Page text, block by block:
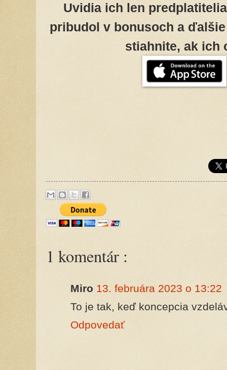
Uvidia ich len
pribudol v bonusoch a
stiahnite, ak ich
1 komentár :
Miro 13. februára 2023 o 13:22
To je tak, keď koncepcia
Odpovedať